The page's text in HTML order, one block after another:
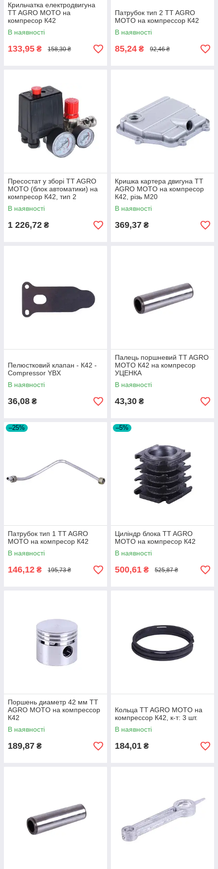
Крильчатка електродвигуна
TT AGRO MOTO на
компресор К42
В наявності
133,95 ₴ 158,30 ₴
Патрубок тип 2 TT AGRO
MOTO на компрессор К42
В наявності
85,24 ₴ 92,46 ₴
Пресостат у зборі TT AGRO
MOTO (блок автоматики) на
компресор К42, тип 2
В наявності
1 226,72 ₴
Кришка картера двигуна TT
AGRO MOTO на компресор
К42, різь М20
В наявності
369,37 ₴
Пелюстковий клапан - К42 -
Compressor YBX
В наявності
36,08 ₴
Палець поршневий TT AGRO
MOTO К42 на компресор
УЦЕНКА
В наявності
43,30 ₴
–25%
Патрубок тип 1 TT AGRO
MOTO на компресор К42
В наявності
146,12 ₴ 195,73 ₴
–5%
Циліндр блока TT AGRO
MOTO на компресор К42
В наявності
500,61 ₴ 525,87 ₴
Поршень диаметр 42 мм TT
AGRO MOTO на компрессор
К42
В наявності
189,87 ₴
Кольца TT AGRO MOTO на
компрессор К42, к-т: 3 шт.
В наявності
184,01 ₴